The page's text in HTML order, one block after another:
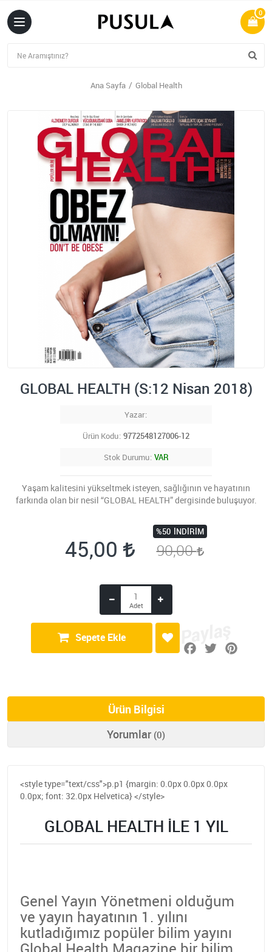
0
Ana Sayfa Global Health
GLOBAL HEALTH (S:12 Nisan 2018)
Yazar
Ürün Kodu 9772548127006-12
Stok Durumu VAR
Yaşam kalitesini yükseltmek isteyen, sağlığının ve hayatının
farkında olan bir nesil “GLOBAL HEALTH” dergisinde buluşuyor.
45,00
%50 İNDIRIM
90,00
Sepete Ekle
Ürün Bilgisi
Yorumlar (0)
<style type="text/css">p.p1 {margin: 0.0px 0.0px 0.0px
0.0px; font: 32.0px Helvetica} </style>
GLOBAL HEALTH İLE 1 YIL
Genel Yayın Yönetmeni olduğum
ve yayın hayatının 1. yılını
kutladığımız popüler bilim yayını